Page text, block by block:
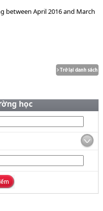
April 2016 and March
học